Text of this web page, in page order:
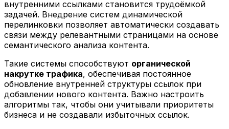
внутренними ссылками становится трудоёмкой
задачей. Внедрение систем динамической
перелинковки позволяет автоматически создавать
связи между релевантными страницами на основе
семантического анализа контента.
Такие системы способствуют органической
накрутке трафика, обеспечивая постоянное
обновление внутренней структуры ссылок при
добавлении нового контента. Важно настроить
алгоритмы так, чтобы они учитывали приоритеты
бизнеса и не создавали избыточных ссылок.